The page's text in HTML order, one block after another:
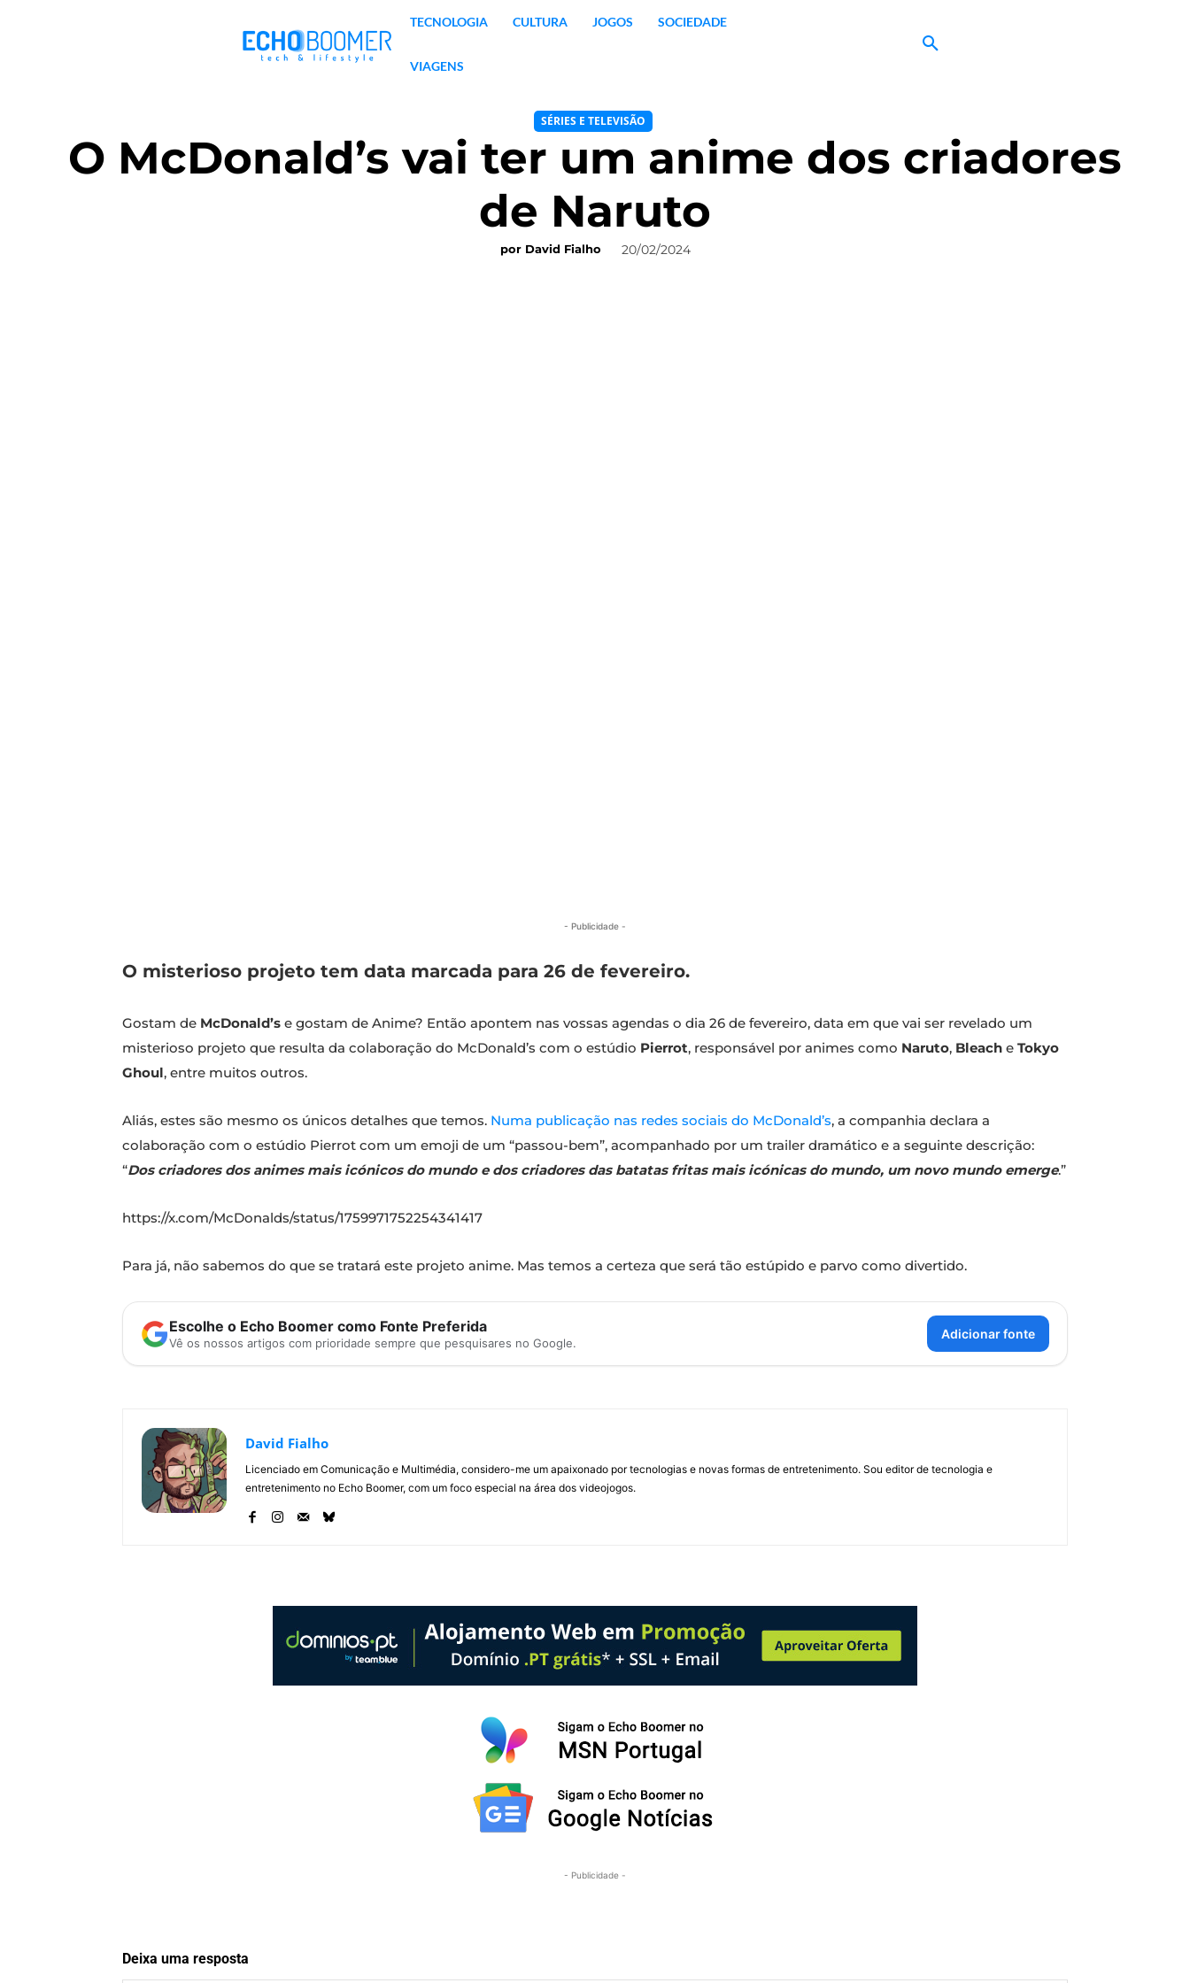
TECNOLOGIA CULTURA JOGOS SOCIEDADE
VIAGENS
SÉRIES E TELEVISÃO
O McDonald’s vai ter um anime dos criadores
de Naruto
por David Fialho 20/02/2024
- Publicidade -
O misterioso projeto tem data marcada para 26 de fevereiro.
Gostam de McDonald’s e gostam de Anime? Então apontem nas vossas agendas o dia 26 de fevereiro, data em que vai ser revelado um
misterioso projeto que resulta da colaboração do McDonald’s com o estúdio Pierrot, responsável por animes como Naruto, Bleach e Tokyo
Ghoul, entre muitos outros.
Aliás, estes são mesmo os únicos detalhes que temos. Numa publicação nas redes sociais do McDonald’s, a companhia declara a
colaboração com o estúdio Pierrot com um emoji de um “passou-bem”, acompanhado por um trailer dramático e a seguinte descrição:
“Dos criadores dos animes mais icónicos do mundo e dos criadores das batatas fritas mais icónicas do mundo, um novo mundo emerge.”
https://x.com/McDonalds/status/1759971752254341417
Para já, não sabemos do que se tratará este projeto anime. Mas temos a certeza que será tão estúpido e parvo como divertido.
Escolhe o Echo Boomer como Fonte Preferida
Vê os nossos artigos com prioridade sempre que pesquisares no Google.
Adicionar fonte
David Fialho
Licenciado em Comunicação e Multimédia, considero-me um apaixonado por tecnologias e novas formas de entretenimento. Sou editor de tecnologia e
entretenimento no Echo Boomer, com um foco especial na área dos videojogos.
- Publicidade -
Deixa uma resposta